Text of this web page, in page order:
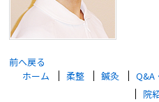
前へ戻る
ホーム
柔整 鍼灸 Q&A
院